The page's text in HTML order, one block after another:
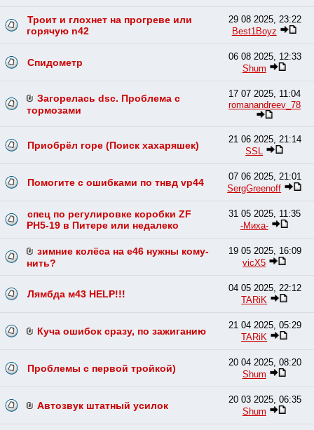
Троит и глохнет на прогреве или
горячую n42
29 08 2025, 23:22
Best1Boyz
Спидометр
06 08 2025, 12:33
Shum
Загорелась dsc. Проблема с
тормозами
17 07 2025, 11:04
romanandreev_78
Приобрёл горе (Поиск хахаряшек)
21 06 2025, 21:14
SSL
Помогите с ошибками по тнвд vp44
07 06 2025, 21:01
SergGreenoff
спец по регулировке коробки ZF
PH5-19 в Питере или недалеко
31 05 2025, 11:35
-Миха-
зимние колёса на е46 нужны кому-
нить?
19 05 2025, 16:09
vicX5
Лямбда м43 HELP!!!
04 05 2025, 22:12
TARiK
Куча ошибок сразу, по зажиганию
21 04 2025, 05:29
TARiK
Проблемы с первой тройкой)
20 04 2025, 08:20
Shum
Автозвук штатный усилок
20 03 2025, 06:35
Shum